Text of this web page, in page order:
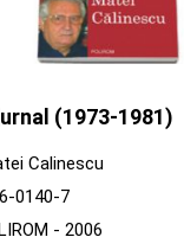
(1973-1981)
Calinescu
0140-7
- 2006